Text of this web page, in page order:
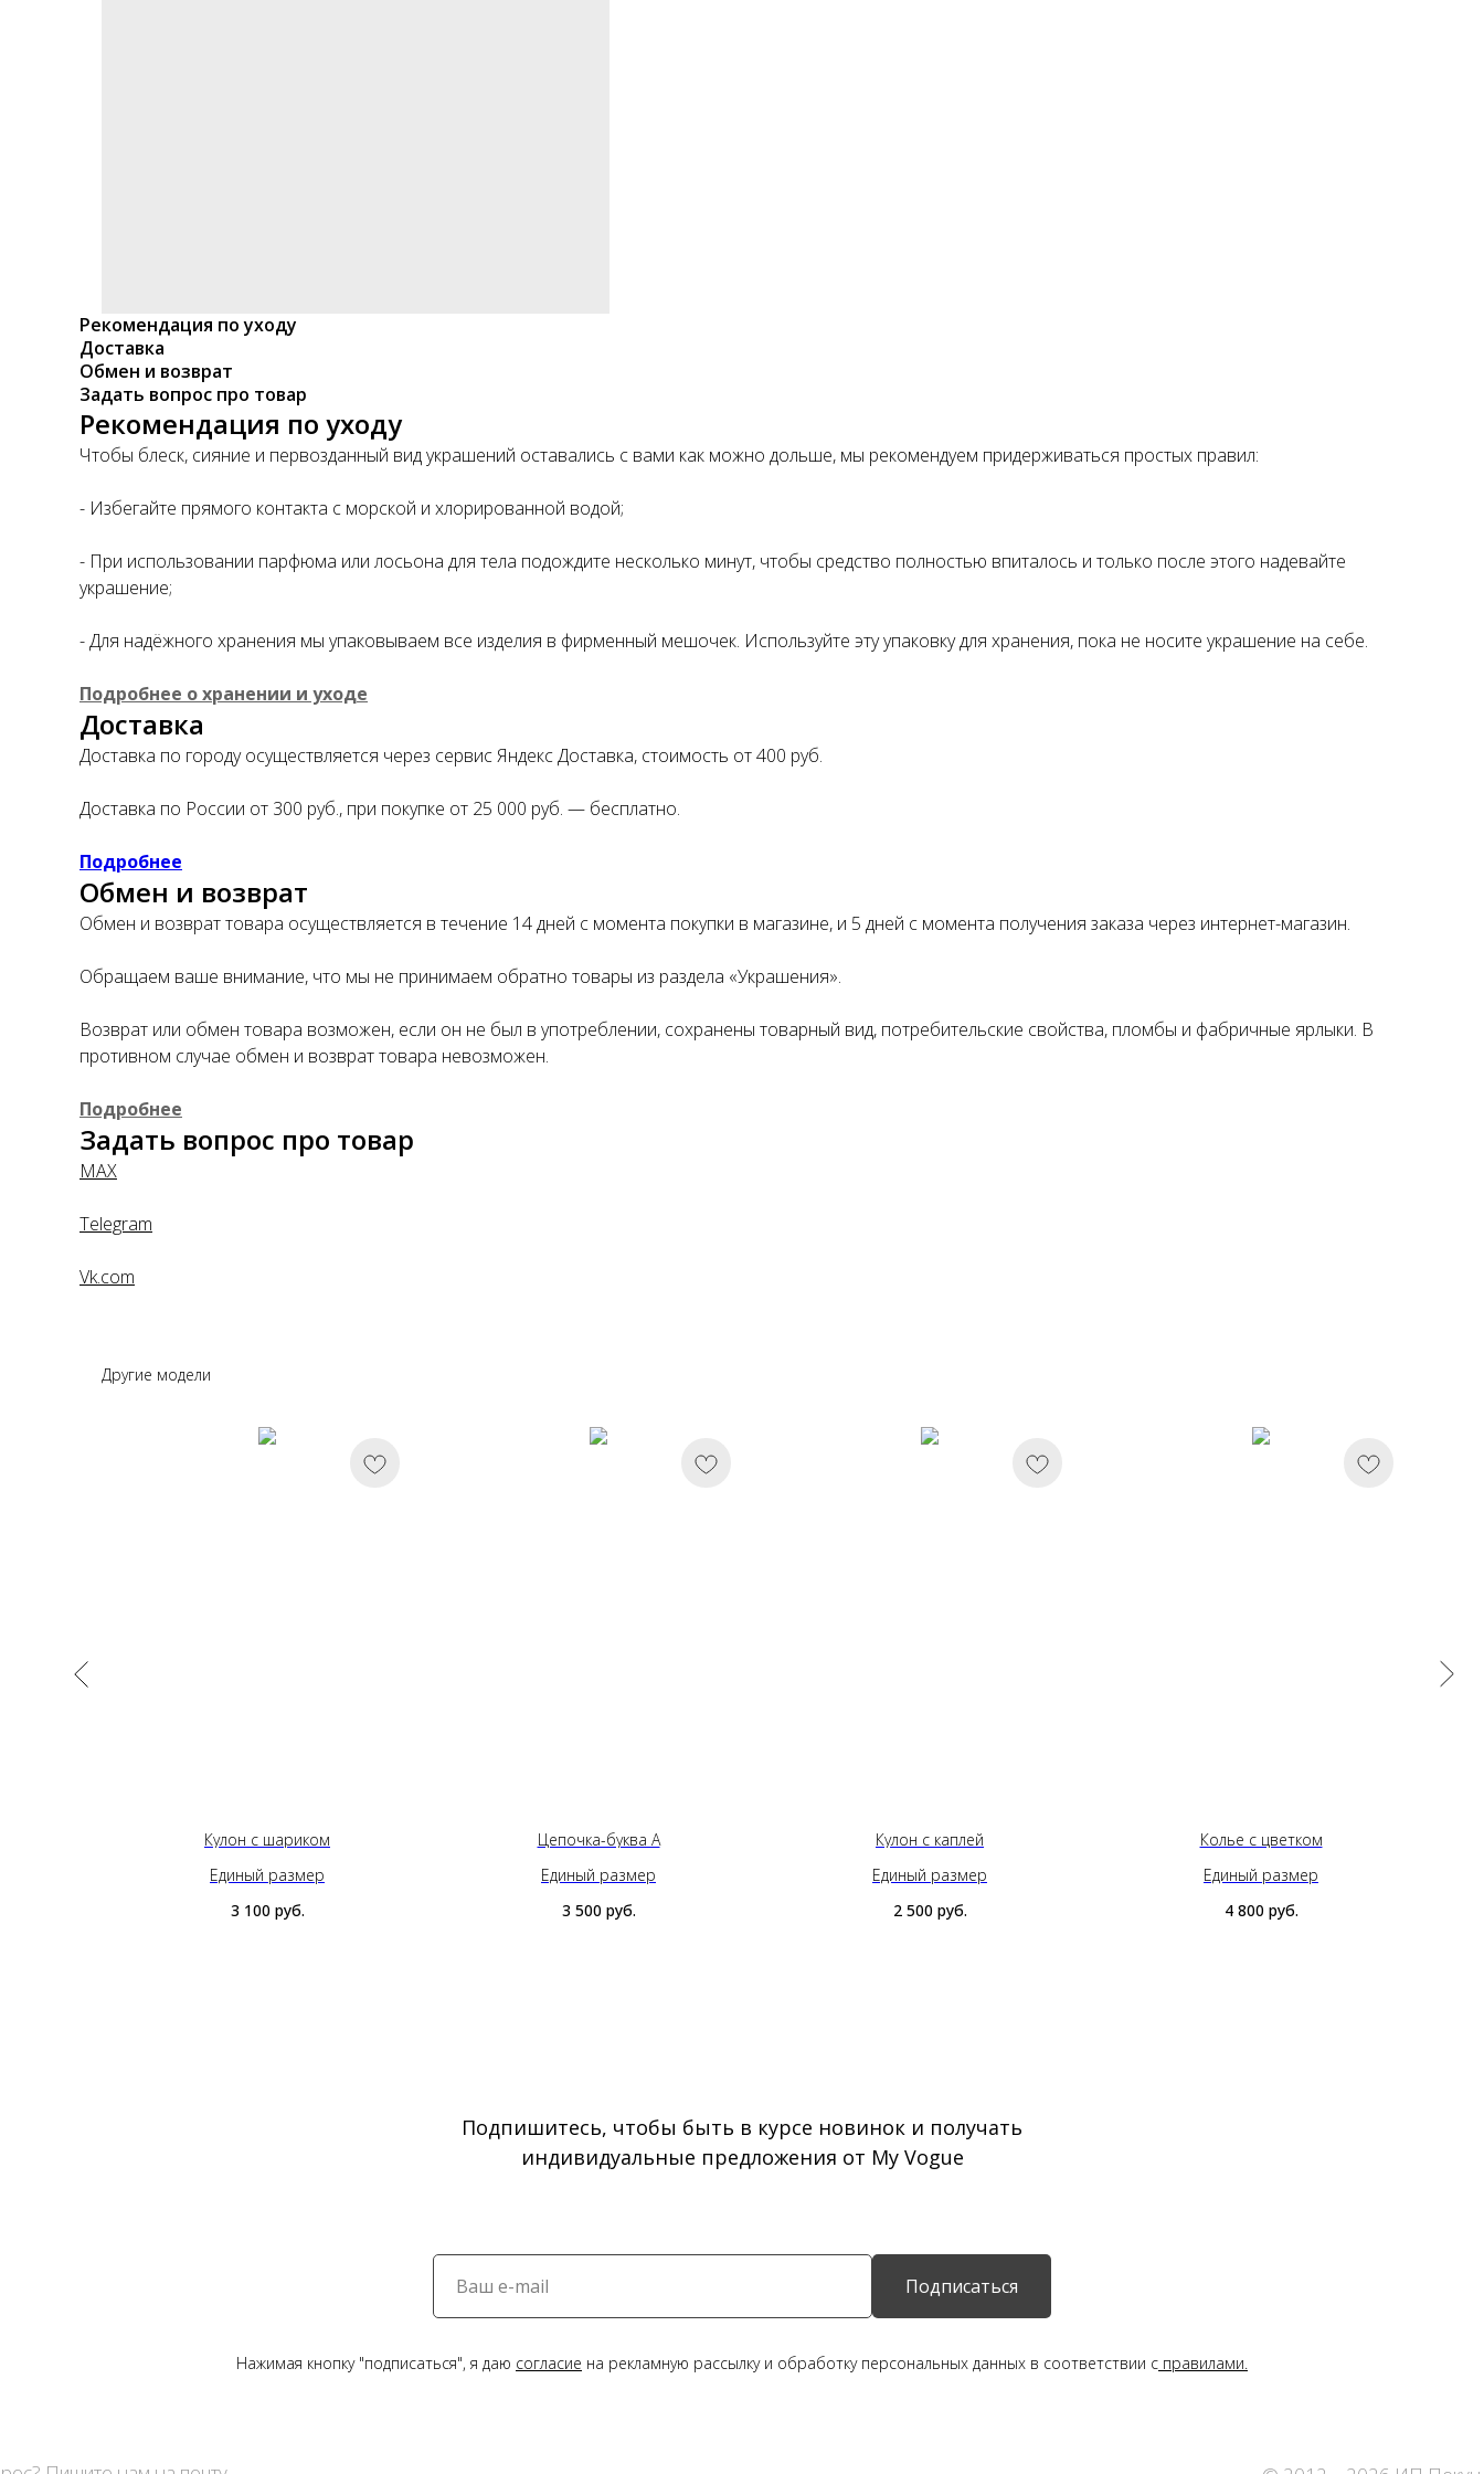
Рекомендация по уходу
Доставка
Обмен и возврат
Задать вопрос про товар
Рекомендация по уходу
Чтобы блеск, сияние и первозданный вид украшений оставались с вами как можно дольше, мы рекомендуем придерживаться простых правил:
- Избегайте прямого контакта с морской и хлорированной водой;
- При использовании парфюма или лосьона для тела подождите несколько минут, чтобы средство полностью впиталось и только после этого надевайте
украшение;
- Для надёжного хранения мы упаковываем все изделия в фирменный мешочек. Используйте эту упаковку для хранения, пока не носите украшение на себе.
Подробнее о хранении и уходе
Доставка
Доставка по городу осуществляется через сервис Яндекс Доставка, стоимость от 400 руб.
Доставка по России от 300 руб., при покупке от 25 000 руб. — бесплатно.
Подробнее
Обмен и возврат
Обмен и возврат товара осуществляется в течение 14 дней с момента покупки в магазине, и 5 дней с момента получения заказа через интернет-магазин.
Обращаем ваше внимание, что мы не принимаем обратно товары из раздела «Украшения».
Возврат или обмен товара возможен, если он не был в употреблении, сохранены товарный вид, потребительские свойства, пломбы и фабричные ярлыки. В
противном случае обмен и возврат товара невозможен.
Подробнее
Задать вопрос про товар
MAX
Telegram
Vk.com
Другие модели
Кулон с шариком
Единый размер
3 100 руб.
Цепочка-буква А
Единый размер
3 500 руб.
Кулон с каплей
Единый размер
2 500 руб.
Колье с цветком
Единый размер
4 800 руб.
Подпишитесь, чтобы быть в курсе новинок и получать
индивидуальные предложения от My Vogue
Подписаться
Нажимая кнопку "подписаться", я даю согласие на рекламную рассылку и обработку персональных данных в соответствии с правилами.